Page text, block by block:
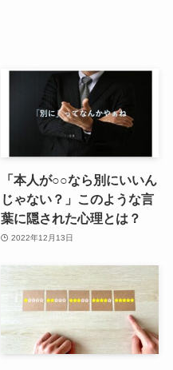
「本人が○○なら別にいいん
じゃない？」このような言
葉に隠された心理とは？
2022年12月13日